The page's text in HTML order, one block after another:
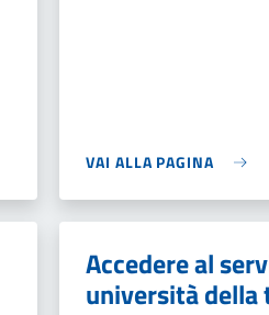
VAI ALLA PAGINA
Accedere al
università della